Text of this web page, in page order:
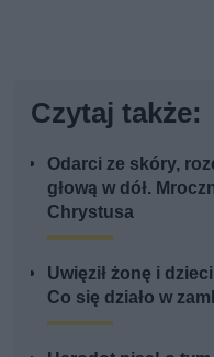
Czytaj także:
Odarci ze skóry,
głową w dół.
Chrystusa
Uwięził żonę i
Co się działo w